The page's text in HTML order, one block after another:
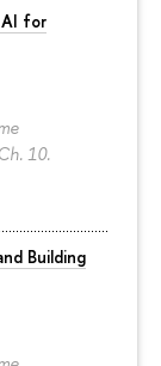
for
10.
Building